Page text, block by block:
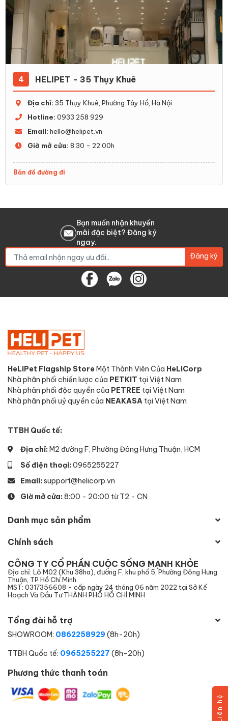
4 HELIPET - 35 Thụy Khuê
Địa chỉ: 35 Thụy Khuê, Phường Tây Hồ, Hà Nội
Hotline: 0933 258 929
Email: hello@helipet.vn
Giờ mở cửa: 8:30 - 22:00h
Bản đồ đường đi
Bạn muốn nhận khuyến
mãi đặc biệt? Đăng ký
ngay.
Đăng ký
HeLiPet Flagship StoreMột Thành Viên Của HeLiCorp
Nhà phân phối chiến lược của PETKIT tại Việt Nam
Nhà phân phối độc quyền của PETREE tại Việt Nam
Nhà phân phối uỷ quyền của NEAKASA tại Việt Nam
TTBH Quốc tế:
Địa chỉ: M2 đường F, Phường Đông Hưng Thuận, HCM
Số điện thoại: 0965255227
Email: support@helicorp.vn
Giờ mở cửa: 8:00 - 20:00 từ T2 - CN
Danh mục sản phẩm
Chính sách
CÔNG TY CỔ PHẦN CUỘC SỐNG MẠNH KHỎE
Địa chỉ: Lô M02 (Khu 38ha), đường F, khu phố 5, Phường Đông Hưng
Thuận, TP Hồ Chí Minh.
MST: 0317356608 - cấp ngày 24 tháng 06 năm 2022 tại Sở Kế
Hoạch Và Đầu Tư THÀNH PHỐ HỒ CHÍ MINH
Tổng đài hỗ trợ
SHOWROOM: 0862258929 (8h-20h)
TTBH Quốc tế: 0965255227 (8h-20h)
Phương thức thanh toán
Liên hệ